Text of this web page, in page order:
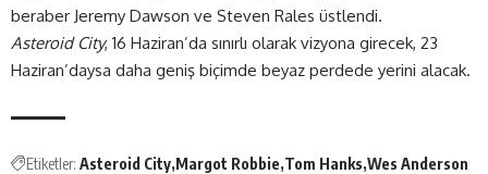
beraber Jeremy Dawson ve Steven Rales üstlendi.
Asteroid City, 16 Haziran’da sınırlı olarak vizyona girecek, 23
Haziran’daysa daha geniş biçimde beyaz perdede yerini alacak.
Etiketler: Asteroid City Margot Robbie Tom Hanks Wes Anderson